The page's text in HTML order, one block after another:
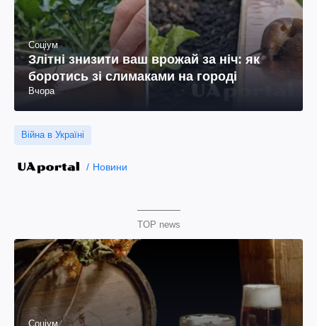
Соціум
Злітні знизити ваш врожай за ніч: як
боротись зі слимаками на городі
Вчора
Війна в Україні
Новини
TOP news
Соціум